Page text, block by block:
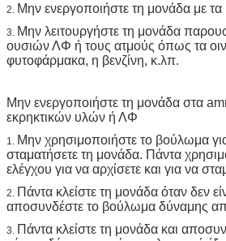
2. Μην ενεργοποιήστε τη μονάδα με
3. Μην λειτουργήστε τη μονάδα
ουσιών ΛΦ ή τους ατμούς όπως τα
φυτοφάρμακα, η βενζίνη, κ.λπ.
Μην ενεργοποιήστε τη μονάδα στα
εκρηκτικών υλών ή ΛΦ
1. Μην χρησιμοποιήστε το βούλωμα
σταματήσετε τη μονάδα. Πάντα
ελέγχου για να αρχίσετε και για να
2. Πάντα κλείστε τη μονάδα όταν δεν
αποσυνδέστε το βούλωμα δύναμης
3. Πάντα κλείστε τη μονάδα και